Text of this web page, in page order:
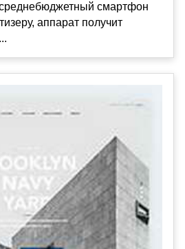
смартфон
аппарат получит